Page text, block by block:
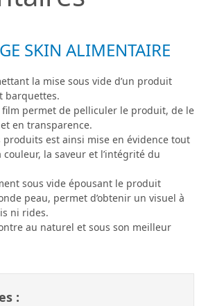
SKIN ALIMENTAIRE
la mise sous vide d’un produit
barquettes.
film permet de pelliculer le produit, de le
en transparence.
produits est ainsi mise en évidence tout
la saveur et l’intégrité du
sous vide épousant le produit
peau, permet d’obtenir un visuel à
ni rides.
au naturel et sous son meilleur
: